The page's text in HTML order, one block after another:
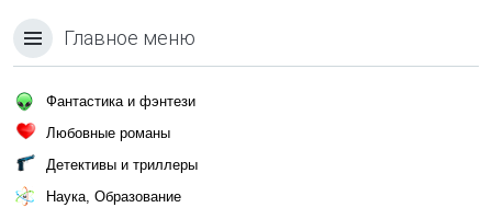
Главное меню
Фантастика и фэнтези
Любовные романы
Детективы и триллеры
Наука, Образование